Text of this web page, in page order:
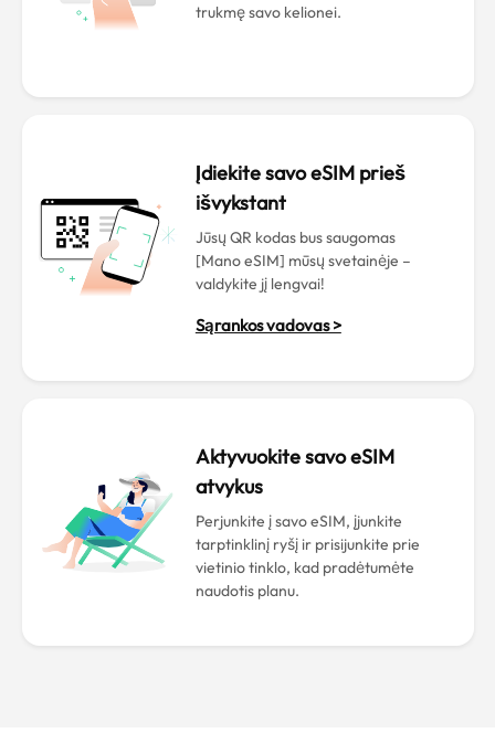
trukmę savo kelionei.
Įdiekite savo eSIM prieš
išvykstant
Jūsų QR kodas bus saugomas
[Mano eSIM] mūsų svetainėje –
valdykite jį lengvai!
Sąrankos vadovas >
Aktyvuokite savo eSIM
atvykus
Perjunkite į savo eSIM, įjunkite
tarptinklinį ryšį ir prisijunkite prie
vietinio tinklo, kad pradėtumėte
naudotis planu.